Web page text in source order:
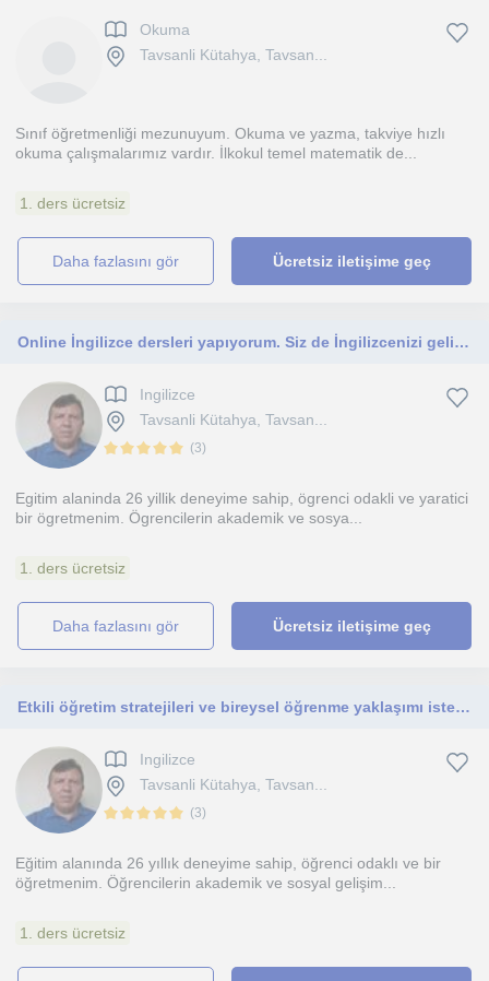
Okuma
Tavsanli Kütahya, Tavsan...
Sınıf öğretmenliği mezunuyum. Okuma ve yazma, takviye hızlı
okuma çalışmalarımız vardır. İlkokul temel matematik de...
1. ders ücretsiz
daha fazlasını gör Ücretsiz iletişime geç
Online İngilizce dersleri yapıyorum. Siz de İngilizcenizi geliştirmek ve Bir adım öne geçmek isterseniz İsmail hoca burada
Ingilizce
Tavsanli Kütahya, Tavsan...
(3)
Egitim alaninda 26 yillik deneyime sahip, ögrenci odakli ve yaratici
bir ögretmenim. Ögrencilerin akademik ve sosya...
1. ders ücretsiz
daha fazlasını gör Ücretsiz iletişime geç
Etkili öğretim stratejileri ve bireysel öğrenme yaklaşımı istermisin?
Ingilizce
Tavsanli Kütahya, Tavsan...
(3)
Eğitim alanında 26 yıllık deneyime sahip, öğrenci odaklı ve bir
öğretmenim. Öğrencilerin akademik ve sosyal gelişim...
1. ders ücretsiz